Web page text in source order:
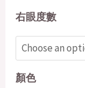
右眼度數
顏色